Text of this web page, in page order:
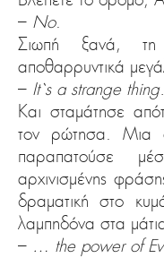
– No.
Σιωπή ξανά, τη
αποθαρρυντικά
– It`s a strange thing
Και σταμάτησε
τον ρώτησα. Μια
παραπατούσε
αρχινισμένης
δραματική στο
λαμπηδόνα στα
– … the power of